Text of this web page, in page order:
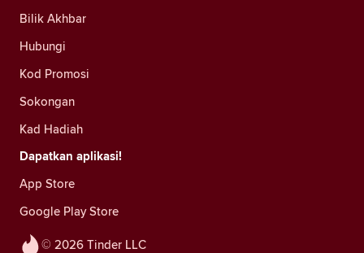
© 2026 Tinder LLC
Bilik Akhbar
Hubungi
Kod Promosi
Sokongan
Kad Hadiah
Dapatkan aplikasi!
App Store
Google Play Store